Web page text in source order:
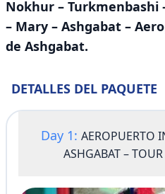
Nokhur – Turkmenbashi
– Mary – Ashgabat –
de Ashgabat.
DETALLES DEL PAQUETE
Day 1: AEROPUERTO
ASHGABAT –